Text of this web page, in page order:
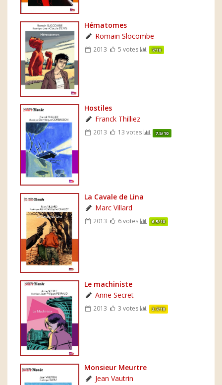
Hématomes
Romain Slocombe
2013 5 votes 7/10
Hostiles
Franck Thilliez
2013 13 votes 7.5/10
La Cavale de Lina
Marc Villard
2013 6 votes 6.5/10
Le machiniste
Anne Secret
2013 3 votes 3.7/10
Monsieur Meurtre
Jean Vautrin